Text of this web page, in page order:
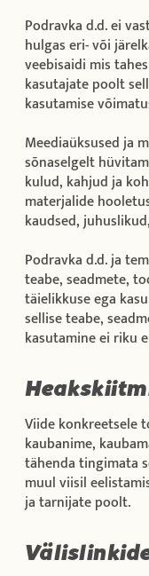
Podravka d.d. ei
hulgas eri- või
veebisaidi mis
kasutajate poolt
kasutamise
Meediaüksused ja
sõnaselgelt
kulud, kahjud ja
materjalide
kaudsed,
Podravka d.d. ja
teabe, seadmete,
täielikkuse ega
sellise teabe,
kasutamine ei riku
Viide konkreetsele
kaubanime,
tähenda tingimata
muul viisil
ja tarnijate poolt.